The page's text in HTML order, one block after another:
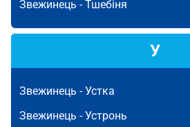
Звежинець -Тшебіня
У
Звежинець -Устка
Звежинець -Устронь